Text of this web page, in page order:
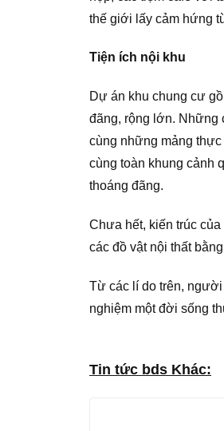
thế giới lấy cảm hứng
Tiện ích nội khu
Dự án khu chung cư
đãng, rộng lớn. Những
cùng những mảng
cùng toàn khung cảnh
thoáng đãng.
Chưa hết, kiến trúc
các đồ vật nội thất
Từ các lí do trên, người
nghiệm một đời sống
Tin tức bds Khác: